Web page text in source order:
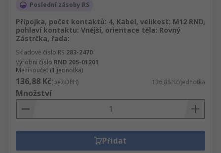
Poslední zásoby RS
Přípojka, počet kontaktů: 4, Kabel, velikost: M12 RND,
pohlaví kontaktu: Vnější, orientace těla: Rovný
Zástrčka, řada:
Skladové číslo RS 283-2470
Výrobní číslo RND 205-01201
Mezisoučet (1 jednotka)
136,88 Kč(bez DPH) 136,88 Kč/jednotka
Množství
Přidat